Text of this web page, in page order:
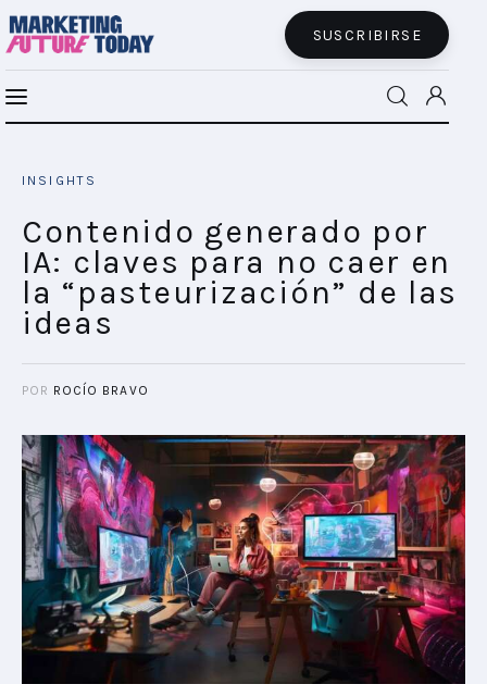
SUSCRIBIRSE
INSIGHTS
FUTURE BRAND LAB
CONECTADES
PODCAST
PLAYBOOKS
NOVEDADES DE LOS MIEMBROS
INSIGHTS
Contenido generado por
IA: claves para no caer en
la “pasteurización” de las
ideas
POR ROCÍO BRAVO